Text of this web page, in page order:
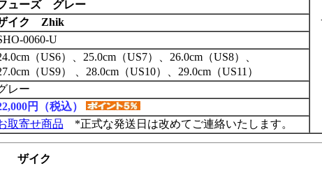
ューズ グレー
イク Zhik
0060-U
（US6）、25.0cm（US7）、26.0cm（US8）、
（US9） 、28.0cm（US10）、29.0cm（US11）
レー
円（税込）
取寄せ商品 *正式な発送日は改めてご連絡いたします。
ザイク